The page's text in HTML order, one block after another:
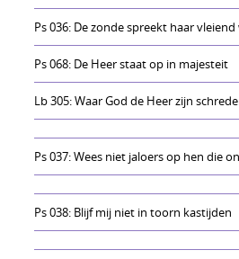
Ps 036: De zonde spreekt haar
Ps 068: De Heer staat op in majesteit
Lb 305: Waar God de Heer zijn
Ps 037: Wees niet jaloers op hen die
Ps 038: Blijf mij niet in toorn kastijden